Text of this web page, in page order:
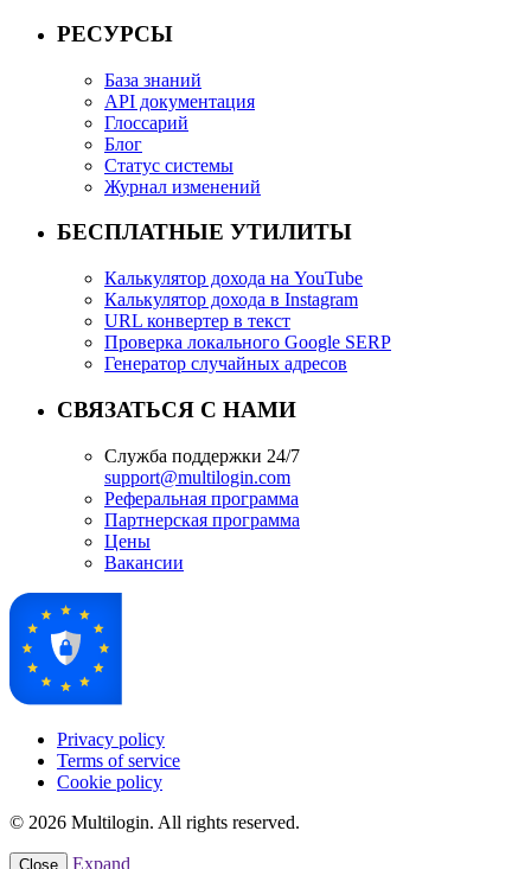
РЕСУРСЫ
База знаний
API документация
Глоссарий
Блог
Статус системы
Журнал изменений
БЕСПЛАТНЫЕ УТИЛИТЫ
Калькулятор дохода на YouTube
Калькулятор дохода в Instagram
URL конвертер в текст
Проверка локального Google SERP
Генератор случайных адресов
СВЯЗАТЬСЯ С НАМИ
Служба поддержки 24/7
support@multilogin.com
Реферальная программа
Партнерская программа
Цены
Вакансии
Privacy policy
Terms of service
Cookie policy
© 2026 Multilogin. All rights reserved.
Close Expand